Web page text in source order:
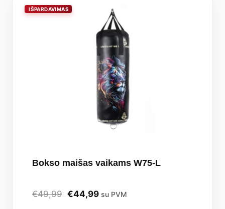
Bokso maišas vaikams W75-L
€49,99 Original
€44,99Current
su PVM